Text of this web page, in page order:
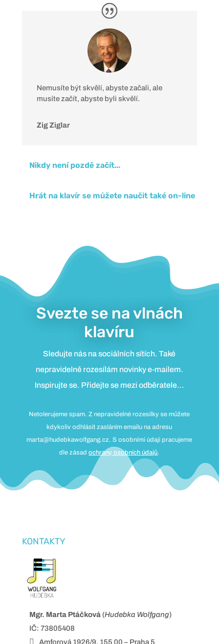
Nemusíte být skvělí, abyste začali, ale
musíte začít, abyste byli skvělí.
Zig Ziglar
Nikdy není pozdě začít...
Hrát na klavír se můžete naučit také on-line
Svezte se na vlnách
klavíru
Sledujte nás na sociálních sítích. Také
nepravidelně rozesílám novinky e-mailem.
Inspirujte se. Přidejte se mezi odběratele…
Netolerujeme spam. Z nepravidelné rozesílky se můžete
kdykoliv odhlásit zasláním emailu na adresu
marta@hudebkawolfgang.cz. S osobními údaji pracujeme
dle zásadochrany osobních údajů.
KONTAKTY
Mgr. Marta Ptáčková(Hudebka Wolfgang)
IČ: 73805408

Amforová 1926/9, 155 00 – Praha 5